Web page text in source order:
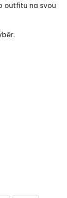
outfitu na svou